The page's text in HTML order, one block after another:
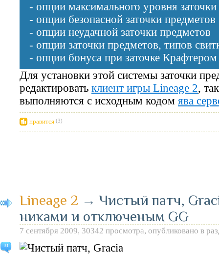
- опции максимального уровня
- опции безопасной заточки предметов
- опции неудачной заточки предметов
- опции заточки предметов, типов
- опции бонуса при заточке Крафтером
Для установки этой системы заточки
редактировать клиент игры Lineage 2,
выполняются с исходным кодом ява
нравится (3)
31
Lineage 2 →Чистый патч,
никами и отключеным GG
7 сентября 2009, 30342 просмотра, опубликовано в